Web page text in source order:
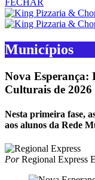
Municípios
Nova Esperança:
Culturais de 2026
Nesta primeira fase,
aos alunos da Rede
PorRegional Express